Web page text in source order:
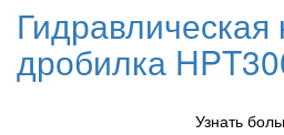
Гидравлическая
дробилка
Узнать